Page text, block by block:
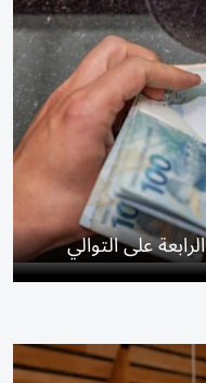
على التوالي